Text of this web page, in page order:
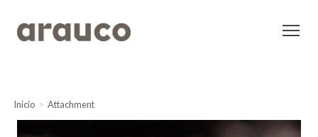
Inicio Attachment